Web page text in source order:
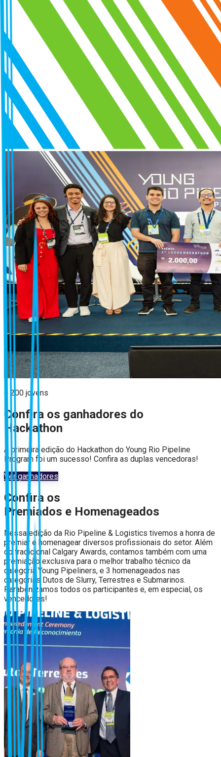
+ 200 jovens
Confira os ganhadores do
Hackathon
A primeira edição do Hackathon do Young Rio Pipeline
Program foi um sucesso! Confira as duplas vencedoras!
Ver ganhadores
Confira os
Premiados e Homenageados
Nessa edição da Rio Pipeline & Logistics tivemos a honra de
premiar e homenagear diversos profissionais do setor. Além
do tradicional Calgary Awards, contamos também com uma
premiação exclusiva para o melhor trabalho técnico da
categoria Young Pipeliners, e 3 homenageados nas
categorias Dutos de Slurry, Terrestres e Submarinos.
Parabenizamos todos os participantes e, em especial, os
vencedores!